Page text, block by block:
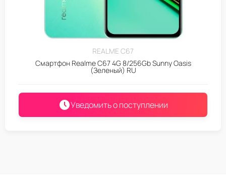
REALME C67
Смартфон Realme C67 4G 8/256Gb Sunny Oasis
(Зеленый) RU
Уведомить о поступлении